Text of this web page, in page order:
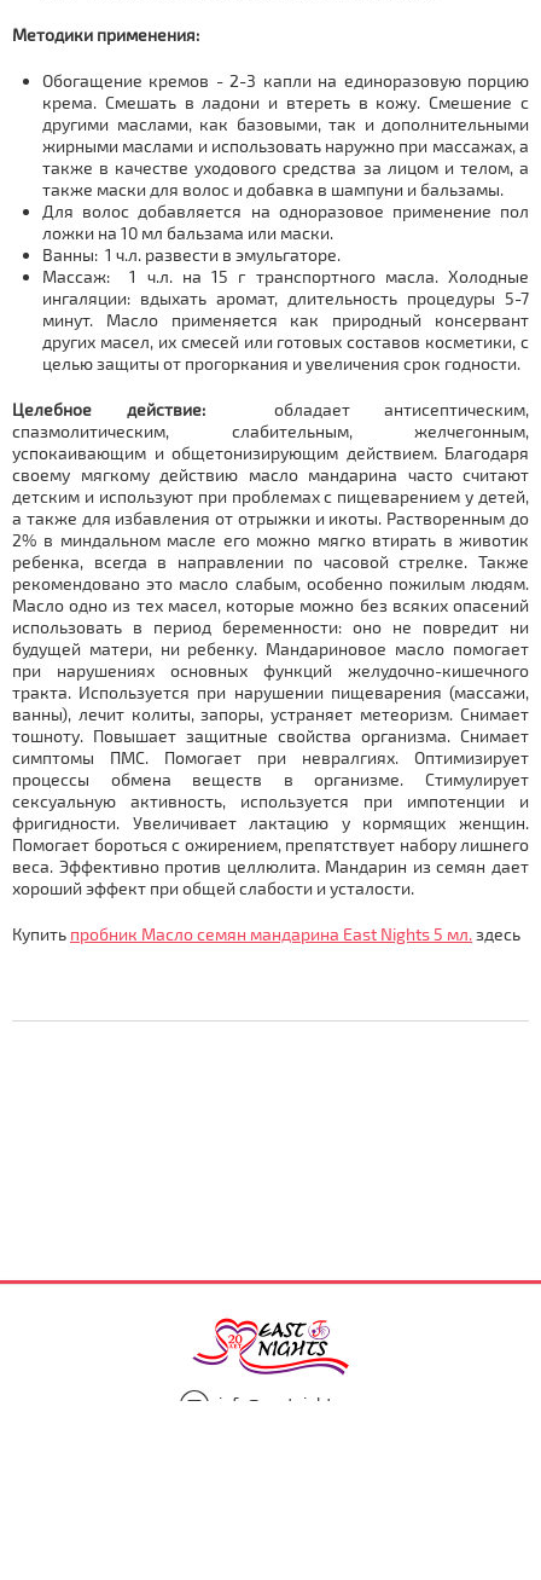
Методики применения:
Обогащение кремов - 2-3 капли на единоразовую порцию
крема. Смешать в ладони и втереть в кожу. Смешение с
другими маслами, как базовыми, так и дополнительными
жирными маслами и использовать наружно при массажах, а
также в качестве уходового средства за лицом и телом, а
также маски для волос и добавка в шампуни и бальзамы.
Для волос добавляется на одноразовое применение пол
ложки на 10 мл бальзама или маски.
Ванны: 1 ч.л. развести в эмульгаторе.
Массаж: 1 ч.л. на 15 г транспортного масла. Холодные
ингаляции: вдыхать аромат, длительность процедуры 5-7
минут. Масло применяется как природный консервант
других масел, их смесей или готовых составов косметики, с
целью защиты от прогоркания и увеличения срок годности.
Целебное действие:обладает антисептическим,
спазмолитическим, слабительным, желчегонным,
успокаивающим и общетонизирующим действием. Благодаря
своему мягкому действию масло мандарина часто считают
детским и используют при проблемах с пищеварением у детей,
а также для избавления от отрыжки и икоты. Растворенным до
2% в миндальном масле его можно мягко втирать в животик
ребенка, всегда в направлении по часовой стрелке. Также
рекомендовано это масло слабым, особенно пожилым людям.
Масло одно из тех масел, которые можно без всяких опасений
использовать в период беременности: оно не повредит ни
будущей матери, ни ребенку. Мандариновое масло помогает
при нарушениях основных функций желудочно-кишечного
тракта. Используется при нарушении пищеварения (массажи,
ванны), лечит колиты, запоры, устраняет метеоризм. Снимает
тошноту. Повышает защитные свойства организма. Снимает
симптомы ПМС. Помогает при невралгиях. Оптимизирует
процессы обмена веществ в организме. Стимулирует
сексуальную активность, используется при импотенции и
фригидности. Увеличивает лактацию у кормящих женщин.
Помогает бороться с ожирением, препятствует набору лишнего
веса. Эффективно против целлюлита. Мандарин из семян дает
хороший эффект при общей слабости и усталости.
Купить пробник Масло семян мандарина East Nights 5 мл.здесь
info@eastnights.ru